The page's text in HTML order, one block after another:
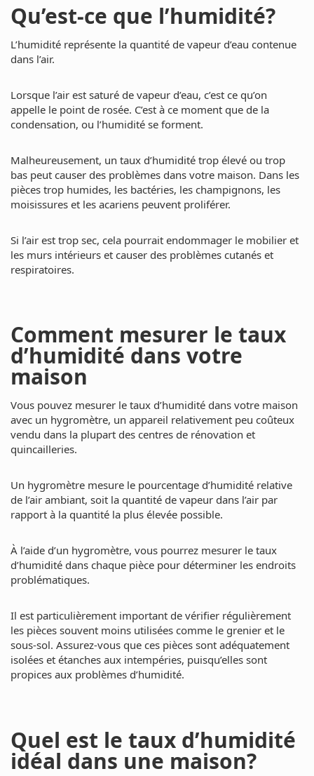
Qu’est-ce que l’humidité?
L’humidité représente la quantité de vapeur d’eau contenue
dans l’air.
Lorsque l’air est saturé de vapeur d’eau, c’est ce qu’on
appelle le point de rosée. C’est à ce moment que de la
condensation, ou l’humidité se forment.
Malheureusement, un taux d’humidité trop élevé ou trop
bas peut causer des problèmes dans votre maison. Dans les
pièces trop humides, les bactéries, les champignons, les
moisissures et les acariens peuvent proliférer.
Si l’air est trop sec, cela pourrait endommager le mobilier et
les murs intérieurs et causer des problèmes cutanés et
respiratoires.
Comment mesurer le taux
d’humidité dans votre
maison
Vous pouvez mesurer le taux d’humidité dans votre maison
avec un hygromètre, un appareil relativement peu coûteux
vendu dans la plupart des centres de rénovation et
quincailleries.
Un hygromètre mesure le pourcentage d’humidité relative
de l’air ambiant, soit la quantité de vapeur dans l’air par
rapport à la quantité la plus élevée possible.
À l’aide d’un hygromètre, vous pourrez mesurer le taux
d’humidité dans chaque pièce pour déterminer les endroits
problématiques.
Il est particulièrement important de vérifier régulièrement
les pièces souvent moins utilisées comme le grenier et le
sous-sol. Assurez-vous que ces pièces sont adéquatement
isolées et étanches aux intempéries, puisqu’elles sont
propices aux problèmes d’humidité.
Quel est le taux d’humidité
idéal dans une maison?